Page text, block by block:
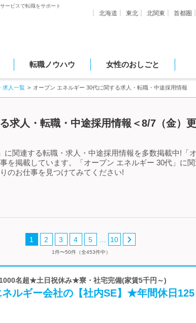
ービスで転職をサポート
北海道 東北 北関東 首都圏
転職ノウハウ 女性のおしごと
求人一覧 オープン エネルギー 30代に関する求人・転職・中途採用情報
求人・転職・中途採用情報＜8/7（金）
関連する転職・求人・中途採用情報を多数掲載中!「
を掲載しています。「オープン エネルギー 30代」に
のお仕事を見つけてみてください!
1 2 3 4 5 10
1件〜50件（全453件中）
名超★土日祝休み★寮・社宅完備(家賃5千円～)
ルギー会社の【社内SE】★年間休日125